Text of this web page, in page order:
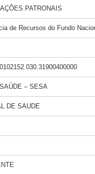
PATRONAIS
de Recursos do Fundo
– SESA
DE SAUDE